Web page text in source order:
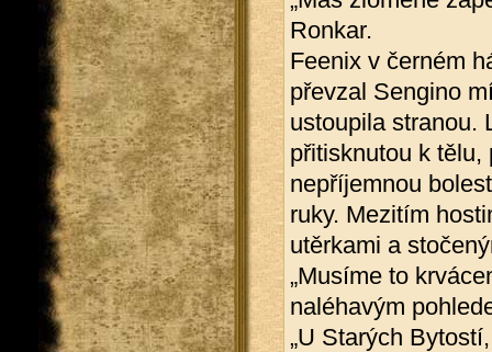
Ronkar.
Feenix v černém
převzal Sengino
ustoupila stranou.
přitisknutou k
nepříjemnou
ruky. Mezitím
utěrkami a
„Musíme to
naléhavým
„U Starých